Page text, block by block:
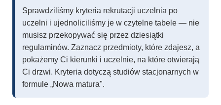
Sprawdziliśmy kryteria rekrutacji uczelnia po
uczelni i ujednoliciliśmy je w czytelne tabele — nie
musisz przekopywać się przez dziesiątki
regulaminów. Zaznacz przedmioty, które zdajesz, a
pokażemy Ci kierunki i uczelnie, na które otwierają
Ci drzwi. Kryteria dotyczą studiów stacjonarnych w
formule „Nowa matura".